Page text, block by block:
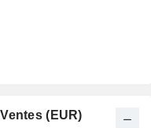
(EUR)